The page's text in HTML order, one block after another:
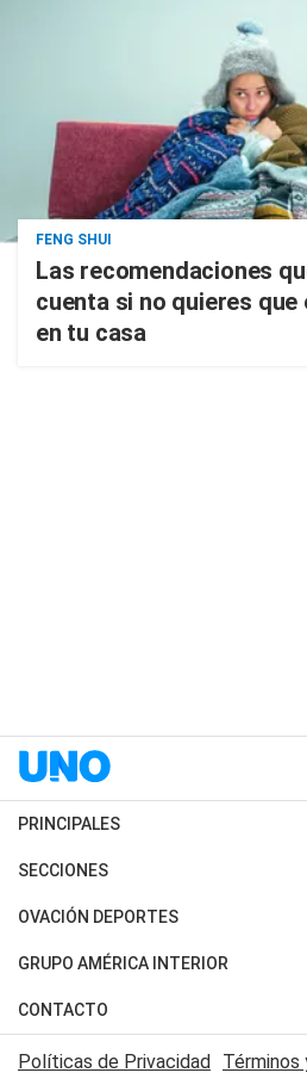
FENG SHUI
Las recomendaciones
cuenta si no quieres
en tu casa
PRINCIPALES
Últimas Noticias
Política
Judiciales
Economia
SECCIONES
Horóscopo
Motores
Trucos caseros
Series y Películas
OVACIÓN DEPORTES
Fútbol
Mundial
Automovilismo
GRUPO AMÉRICA INTERIOR
Canal 7 en Vivo
CONTACTO
Acerca de Nosotros
Políticas de Privacidad Términos